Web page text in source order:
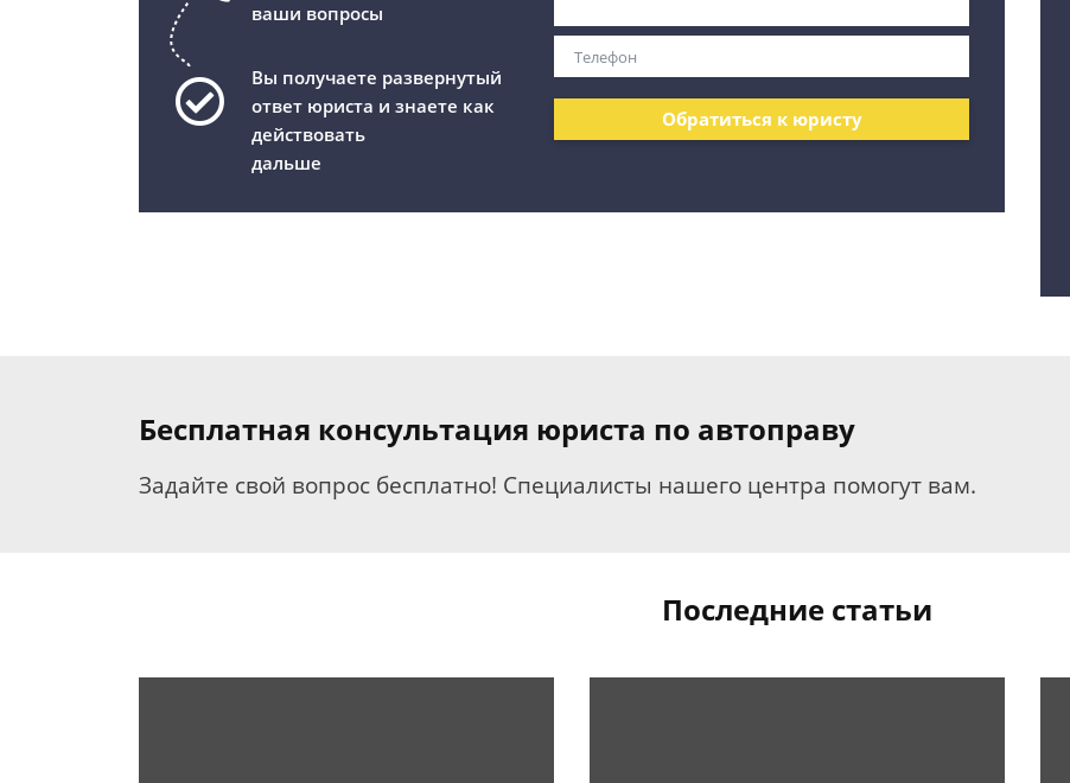
ваши вопросы
Вы получаете развернутый
ответ юриста и знаете как
действовать
дальше
Обратиться к юристу
Бесплатная консультация юриста по автоправу
Задайте свой вопрос бесплатно! Специалисты нашего центра помогут вам.
Последние статьи